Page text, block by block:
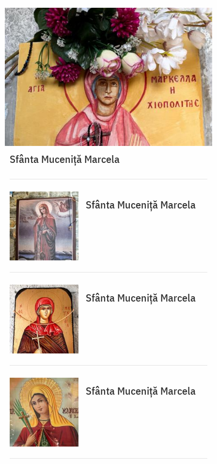
Sfânta Muceniță Marcela
Sfânta Muceniță Marcela
Sfânta Muceniță Marcela
Sfânta Muceniță Marcela